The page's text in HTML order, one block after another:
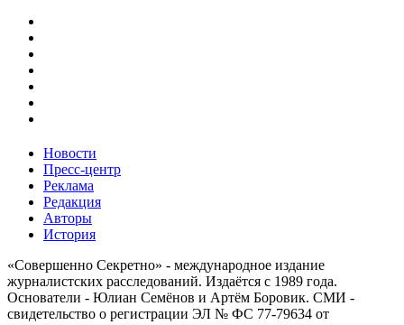
Новости
Пресс-центр
Реклама
Редакция
Авторы
История
«Совершенно Секретно» - международное издание
журналистских расследований. Издаётся с 1989 года.
Основатели - Юлиан Семёнов и Артём Боровик. CМИ -
свидетельство о регистрации ЭЛ № ФС 77-79634 от